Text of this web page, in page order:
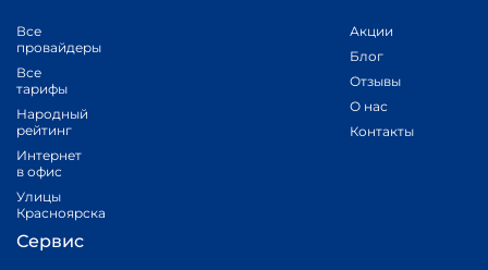
Все
провайдеры
Все
тарифы
Народный
рейтинг
Интернет
в офис
Улицы
Красноярска
Акции
Блог
Отзывы
О нас
Контакты
Сервис